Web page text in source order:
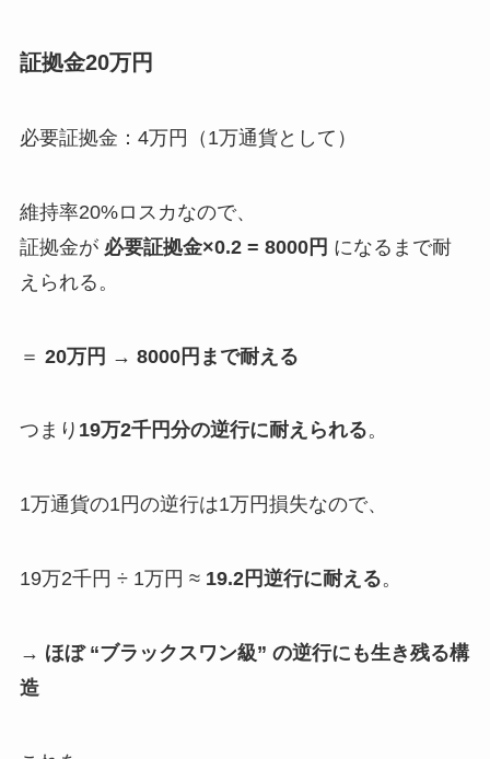
証拠金20万円
必要証拠金：4万円（1万通貨として）
維持率20%ロスカなので、
証拠金が 必要証拠金×0.2 = 8000円 になるまで耐
えられる。
＝ 20万円 → 8000円まで耐える
つまり 19万2千円分の逆行に耐えられる。
1万通貨の1円の逆行は1万円損失なので、
19万2千円 ÷ 1万円 ≈ 19.2円逆行に耐える。
→ ほぼ “ブラックスワン級” の逆行にも生き残る構
造